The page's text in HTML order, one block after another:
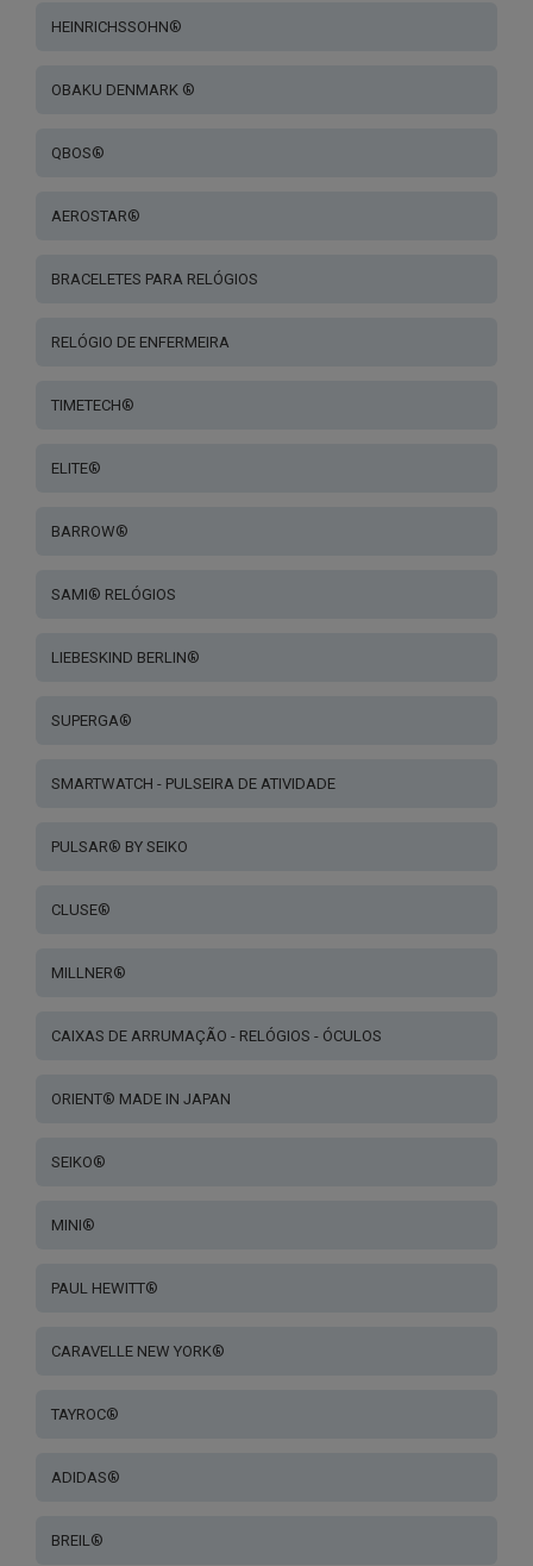
HEINRICHSSOHN®
OBAKU DENMARK ®
QBOS®
AEROSTAR®
BRACELETES PARA RELÓGIOS
RELÓGIO DE ENFERMEIRA
TIMETECH®
ELITE®
BARROW®
SAMI® RELÓGIOS
LIEBESKIND BERLIN®
SUPERGA®
SMARTWATCH - PULSEIRA DE ATIVIDADE
PULSAR® BY SEIKO
CLUSE®
MILLNER®
CAIXAS DE ARRUMAÇÃO - RELÓGIOS - ÓCULOS
ORIENT® MADE IN JAPAN
SEIKO®
MINI®
PAUL HEWITT®
CARAVELLE NEW YORK®
TAYROC®
ADIDAS®
BREIL®